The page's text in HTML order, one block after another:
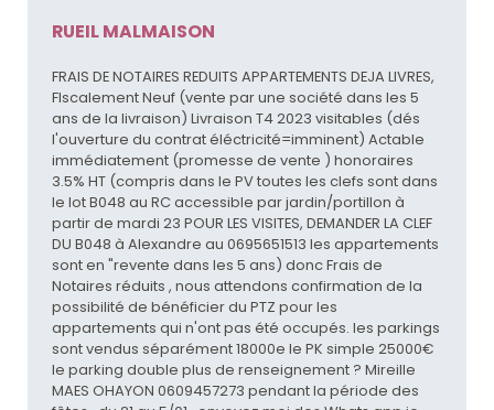
RUEIL MALMAISON
FRAIS DE NOTAIRES REDUITS APPARTEMENTS DEJA LIVRES,
FIscalement Neuf (vente par une société dans les 5
ans de la livraison) Livraison T4 2023 visitables (dés
l'ouverture du contrat éléctricité=imminent) Actable
immédiatement (promesse de vente ) honoraires
3.5% HT (compris dans le PV toutes les clefs sont dans
le lot B048 au RC accessible par jardin/portillon à
partir de mardi 23 POUR LES VISITES, DEMANDER LA CLEF
DU B048 à Alexandre au 0695651513 les appartements
sont en "revente dans les 5 ans) donc Frais de
Notaires réduits , nous attendons confirmation de la
possibilité de bénéficier du PTZ pour les
appartements qui n'ont pas été occupés. les parkings
sont vendus séparément 18000e le PK simple 25000€
le parking double plus de renseignement ? Mireille
MAES OHAYON 0609457273 pendant la période des